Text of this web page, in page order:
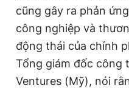
cũng gây ra phản
công nghiệp và
động thái của chính
Tổng giám đốc công
Ventures (Mỹ), nói